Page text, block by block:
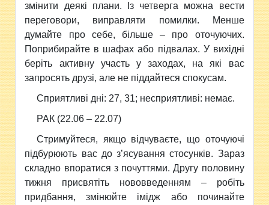
змінити деякi плани. Із четверга можна вести
переговори, виправляти помилки. Менше
думайте про себе, бiльше – про оточуючих.
Поприбирайте в шафах або пiдвалах. У вихiднi
берiть активну участь у заходах, на якi вас
запросять друзi, але не пiддайтеся спокусам.
Сприятливi днi: 27, 31; несприятливi: немає.
РАК (22.06 – 22.07)
Стримуйтеся, якщо вiдчуваєте, що оточуючi
пiдбурюють вас до з’ясування стосунків. Зараз
складно впоратися з почуттями. Другу половину
тижня присвятiть нововведенням – робiть
придбання, змінюйте iмiдж або починайте